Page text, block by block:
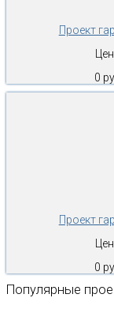
Проект
0
Проект
0
Популярные